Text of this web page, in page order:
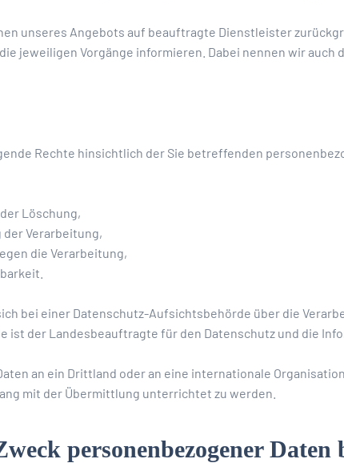
unseres Angebots auf beauftragte Dienstleister
jeweiligen Vorgänge informieren. Dabei nennen wir
Rechte hinsichtlich der Sie betreffenden
Löschung,
Verarbeitung,
die Verarbeitung,
bei einer Datenschutz-Aufsichtsbehörde über die
ist der Landesbeauftragte für den Datenschutz und die
an ein Drittland oder an eine internationale
mit der Übermittlung unterrichtet zu werden.
personenbezogener Daten